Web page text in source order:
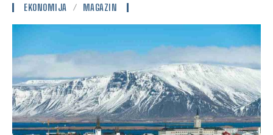
EKONOMIJA MAGAZIN